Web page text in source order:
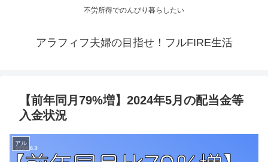
不労所得でのんびり暮らしたい
アラフィフ夫婦の目指せ！フルFIRE生活
【前年同月79%増】2024年5月の配当金等
入金状況
アル